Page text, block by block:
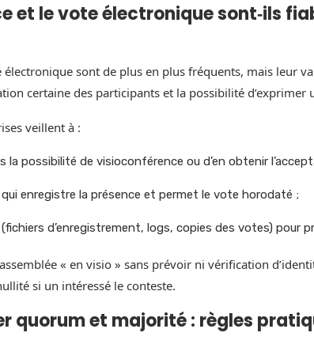
et le vote électronique sont‑ils
électronique sont de plus en plus fréquents, mais leur
certaine des participants et la possibilité d’exprimer
veillent à :
possibilité de visioconférence ou d’en obtenir
enregistre la présence et permet le vote horodaté ;
d’enregistrement, logs, copies des votes) pour
« en visio » sans prévoir ni vérification
si un intéressé le conteste.
quorum et majorité : règles